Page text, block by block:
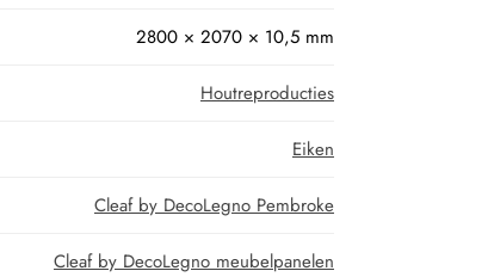
2800 × 2070 × 10,5 mm
Houtreproducties
Eiken
Cleaf by DecoLegno Pembroke
Cleaf by DecoLegno meubelpanelen